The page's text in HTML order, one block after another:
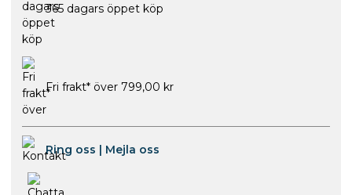
365 dagars öppet köp
Fri frakt* över 799,00 kr
Ring oss | Mejla oss